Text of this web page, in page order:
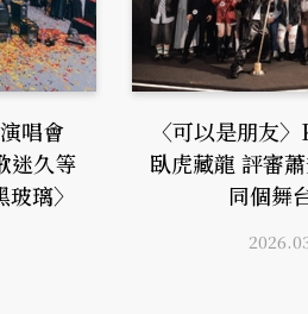
唱會
迷久等
璃〉
〈可以是朋友
臥虎藏龍 評審
同個舞